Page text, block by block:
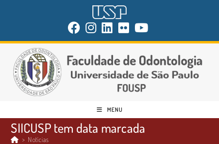
MENU
SIICUSP tem data marcada
> Notícias